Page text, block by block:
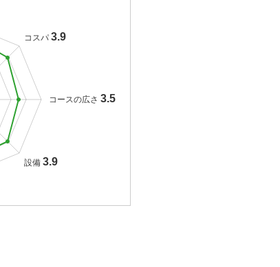
コスパ 3.9
コースの広さ 3.5
設備 3.9